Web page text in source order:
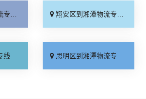
运」 翔安区到湘潭物流专线_来电咨询「几天到达」
到」 思明区到湘潭物流专线_直发全境「天天发车」